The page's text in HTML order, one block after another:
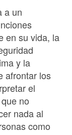
a un
en su vida, la
y la
afrontar los
el
no
nada al
como